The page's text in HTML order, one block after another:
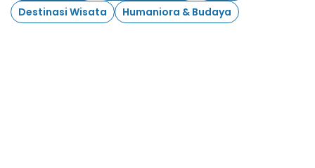
Destinasi Wisata
Humaniora & Budaya